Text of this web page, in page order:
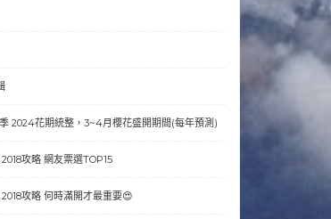
2024花期統整，3~4月櫻花盛開期間(每年預測)
攻略 網友票選TOP15
2018攻略 何時滿開才最重要😍